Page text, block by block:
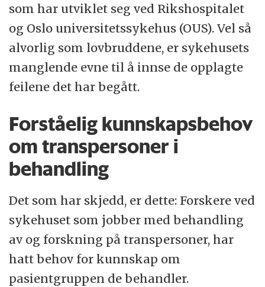
som har utviklet seg ved Rikshospitalet
og Oslo universitetssykehus (OUS). Vel så
alvorlig som lovbruddene, er sykehusets
manglende evne til å innse de opplagte
feilene det har begått.
Forståelig kunnskapsbehov
om transpersoner i
behandling
Det som har skjedd, er dette: Forskere ved
sykehuset som jobber med behandling
av og forskning på transpersoner, har
hatt behov for kunnskap om
pasientgruppen de behandler.